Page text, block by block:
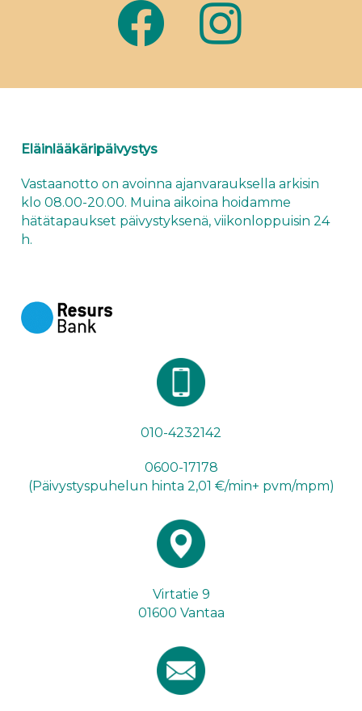
Eläinlääkäripäivystys
Vastaanotto on avoinna ajanvarauksella arkisin
klo 08.00-20.00. Muina aikoina hoidamme
hätätapaukset päivystyksenä, viikonloppuisin 24
h.
010-4232142
0600-17178
(Päivystyspuhelun hinta 2,01 €/min+ pvm/mpm)
Virtatie 9
01600 Vantaa